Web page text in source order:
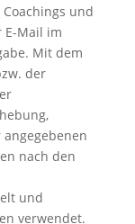
und
E-Mail im
Mit dem
der
nach den
und
verwendet.